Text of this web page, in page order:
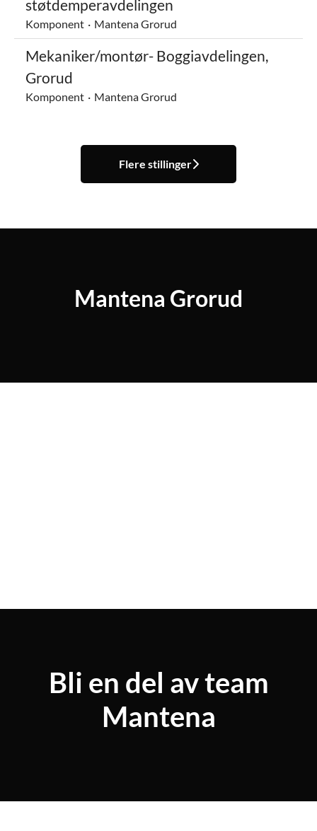
støtdemperavdelingen
Komponent · Mantena Grorud
Mekaniker/montør- Boggiavdelingen,
Grorud
Komponent · Mantena Grorud
Flere stillinger
Mantena Grorud
Bli en del av team
Mantena